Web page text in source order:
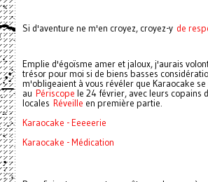
Si d'aventure ne m'en croyez, croyez-y de
Emplie d'égoïsme amer et jaloux, j'aurais
trésor pour moi si de biens basses
m'obligeaient à vous révéler que Karaocake
au Périscope le 24 février, avec leurs copains
locales Réveille en première partie.
Karaocake - Eeeeerie
Karaocake - Médication